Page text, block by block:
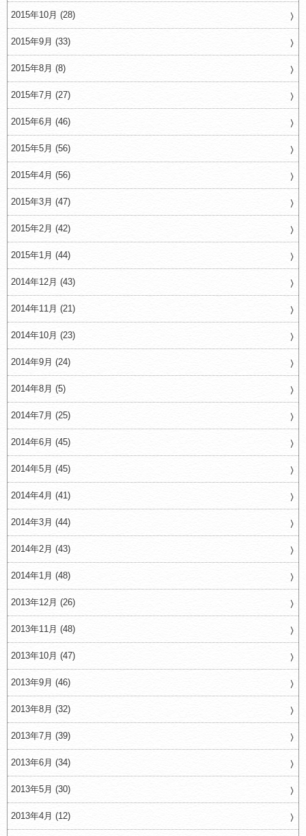
2015年10月 (28)
2015年9月 (33)
2015年8月 (8)
2015年7月 (27)
2015年6月 (46)
2015年5月 (56)
2015年4月 (56)
2015年3月 (47)
2015年2月 (42)
2015年1月 (44)
2014年12月 (43)
2014年11月 (21)
2014年10月 (23)
2014年9月 (24)
2014年8月 (5)
2014年7月 (25)
2014年6月 (45)
2014年5月 (45)
2014年4月 (41)
2014年3月 (44)
2014年2月 (43)
2014年1月 (48)
2013年12月 (26)
2013年11月 (48)
2013年10月 (47)
2013年9月 (46)
2013年8月 (32)
2013年7月 (39)
2013年6月 (34)
2013年5月 (30)
2013年4月 (12)